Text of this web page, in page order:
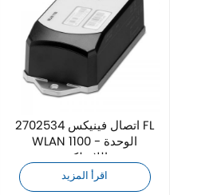
اتصال فينيكس 2702534 FL
WLAN 1100 - الوحدة
اللاسلكية
اقرأ المزيد